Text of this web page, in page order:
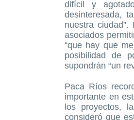
difícil y
desinteresada,
nuestra
asociados
“que hay que
posibilidad de
supondrán “un
Paca Ríos
importante en
los proyectos,
consideró que